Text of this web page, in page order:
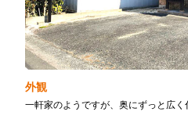
外観
一軒家のようですが、奥にずっと広く